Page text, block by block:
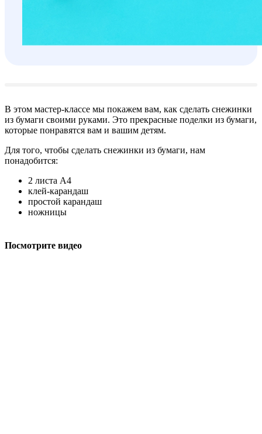
В этом мастер-классе мы покажем вам, как сделать снежинки
из бумаги своими руками. Это прекрасные поделки из бумаги,
которые понравятся вам и вашим детям.
Для того, чтобы сделать снежинки из бумаги, нам
понадобится:
2 листа А4
клей-карандаш
простой карандаш
ножницы
Посмотрите видео